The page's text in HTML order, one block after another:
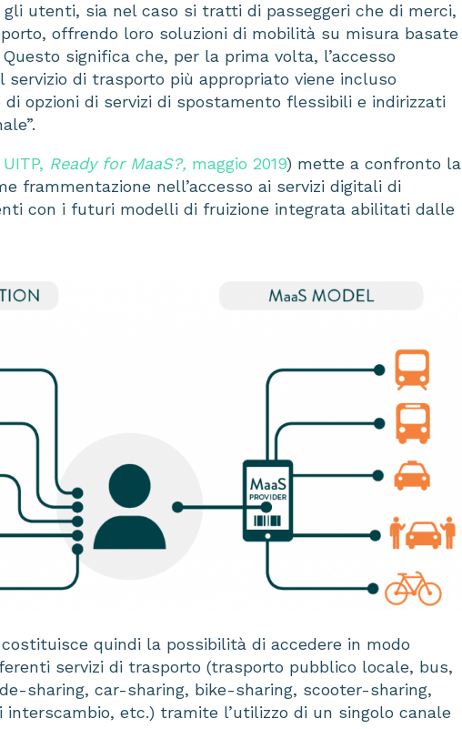
utenti, sia nel caso si tratti di passeggeri che di merci,
offrendo loro soluzioni di mobilità su misura basate
significa che, per la prima volta, l’accesso
di trasporto più appropriato viene incluso
opzioni di servizi di spostamento flessibili e indirizzati
UITP, Ready for MaaS?, maggio 2019) mette a confronto la
frammentazione nell’accesso ai servizi digitali di
con i futuri modelli di fruizione integrata abilitati dalle
quindi la possibilità di accedere in modo
servizi di trasporto (trasporto pubblico locale, bus,
sharing, car-sharing, bike-sharing, scooter-sharing,
interscambio, etc.) tramite l’utilizzo di un singolo canale